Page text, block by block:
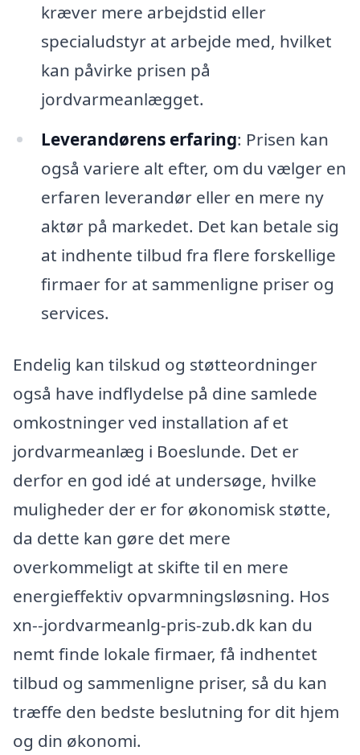
kræver mere arbejdstid eller
specialudstyr at arbejde med, hvilket
kan påvirke prisen på
jordvarmeanlægget.
Leverandørens erfaring: Prisen kan
også variere alt efter, om du vælger en
erfaren leverandør eller en mere ny
aktør på markedet. Det kan betale sig
at indhente tilbud fra flere forskellige
firmaer for at sammenligne priser og
services.
Endelig kan tilskud og støtteordninger
også have indflydelse på dine samlede
omkostninger ved installation af et
jordvarmeanlæg i Boeslunde. Det er
derfor en god idé at undersøge, hvilke
muligheder der er for økonomisk støtte,
da dette kan gøre det mere
overkommeligt at skifte til en mere
energieffektiv opvarmningsløsning. Hos
xn--jordvarmeanlg-pris-zub.dk kan du
nemt finde lokale firmaer, få indhentet
tilbud og sammenligne priser, så du kan
træffe den bedste beslutning for dit hjem
og din økonomi.